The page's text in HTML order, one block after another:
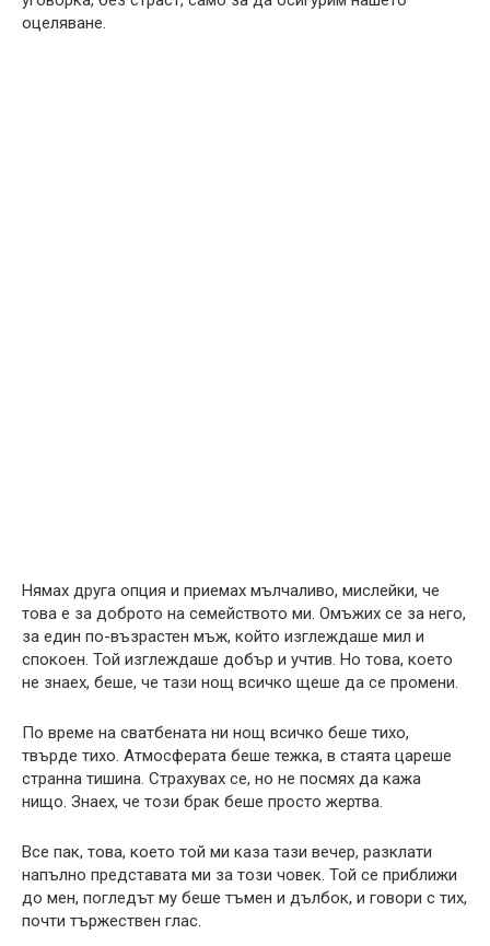
оцеляване.
Нямах друга опция и приемах мълчаливо, мислейки, че
това е за доброто на семейството ми. Омъжих се за него,
за един по-възрастен мъж, който изглеждаше мил и
спокоен. Той изглеждаше добър и учтив. Но това, което
не знаех, беше, че тази нощ всичко щеше да се промени.
По време на сватбената ни нощ всичко беше тихо,
твърде тихо. Атмосферата беше тежка, в стаята цареше
странна тишина. Страхувах се, но не посмях да кажа
нищо. Знаех, че този брак беше просто жертва.
Все пак, това, което той ми каза тази вечер, разклати
напълно представата ми за този човек. Той се приближи
до мен, погледът му беше тъмен и дълбок, и говори с тих,
почти тържествен глас.